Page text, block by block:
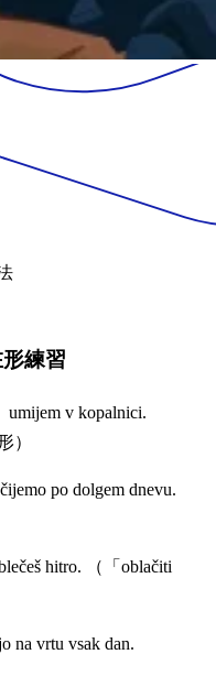
練習
umijem v kopalnici.
）
po dolgem dnevu.
hitro. （「oblačiti
na vrtu vsak dan.